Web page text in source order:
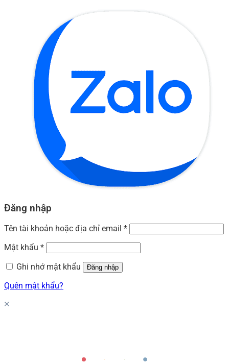
Đăng nhập
Tên tài khoản hoặc địa chỉ email *
Mật khẩu *
Ghi nhớ mật khẩu
Đăng nhập
Quên mật khẩu?